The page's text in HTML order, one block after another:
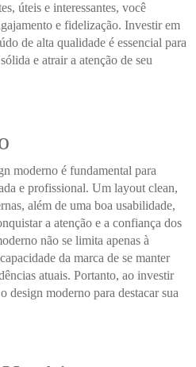
úteis e interessantes, você
e fidelização. Investir em
de alta qualidade é essencial para
e atrair a atenção de seu
moderno é fundamental para
e profissional. Um layout clean,
além de uma boa usabilidade,
a atenção e a confiança dos
não se limita apenas à
da marca de se manter
atuais. Portanto, ao investir
design moderno para destacar sua